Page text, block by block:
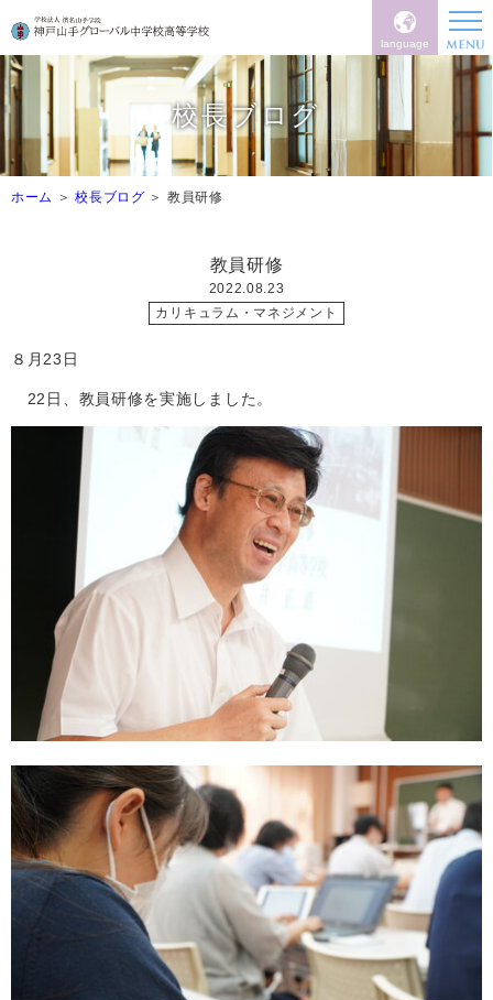
language
校長ブログ
ホーム 校長ブログ 教員研修
教員研修
2022.08.23
カリキュラム・マネジメント
８月23 日
22 日、教員研修を実施しました。